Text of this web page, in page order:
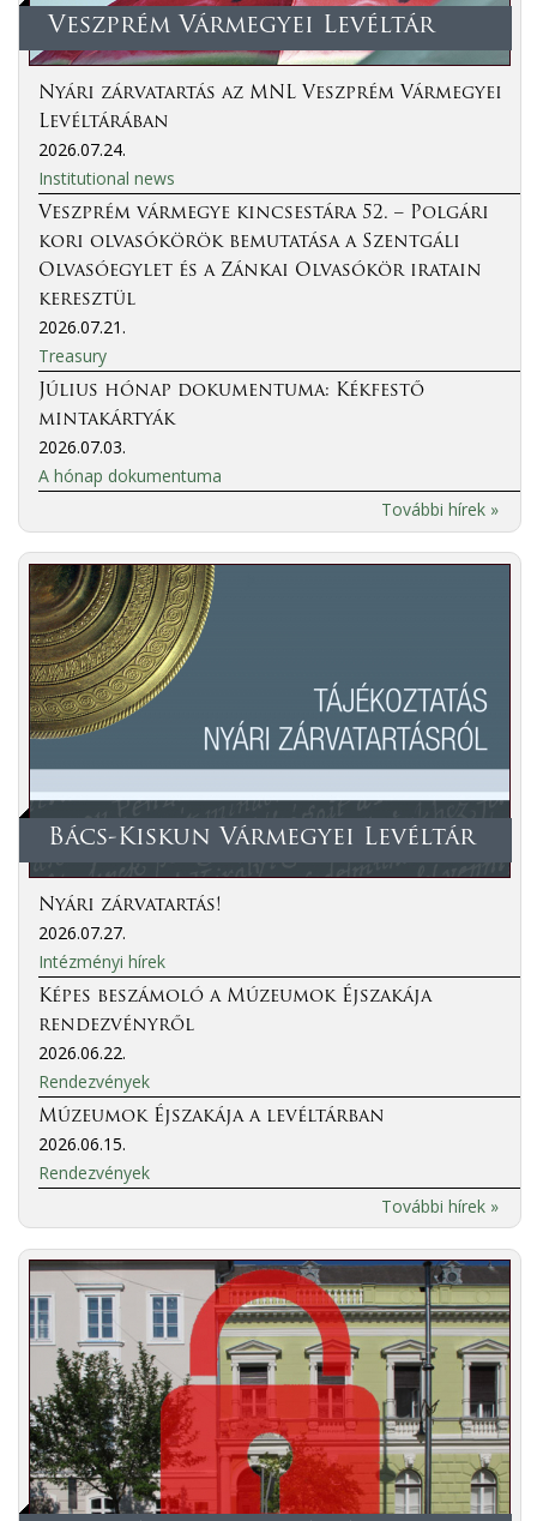
Veszprém Vármegyei Levéltár
Nyári zárvatartás az MNL Veszprém Vármegyei
Levéltárában
2026.07.24.
Institutional news
Veszprém vármegye kincsestára 52. – Polgári
kori olvasókörök bemutatása a Szentgáli
Olvasóegylet és a Zánkai Olvasókör iratain
keresztül
2026.07.21.
Treasury
Július hónap dokumentuma: Kékfestő
mintakártyák
2026.07.03.
A hónap dokumentuma
További hírek »
Bács-Kiskun Vármegyei Levéltár
Nyári zárvatartás!
2026.07.27.
Intézményi hírek
Képes beszámoló a Múzeumok Éjszakája
rendezvényről
2026.06.22.
Rendezvények
Múzeumok Éjszakája a levéltárban
2026.06.15.
Rendezvények
További hírek »